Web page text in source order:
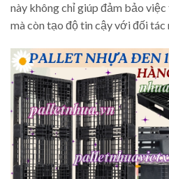
này không chỉ giúp đảm bảo
mà còn tạo độ tin cậy với đối